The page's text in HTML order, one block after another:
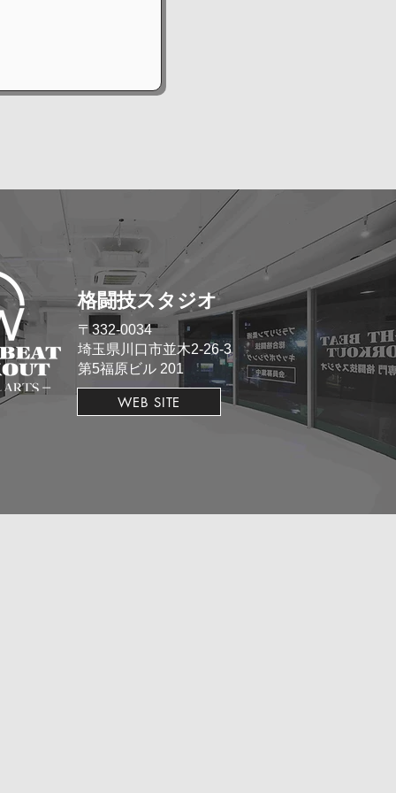
格闘技スタジオ
​〒332-0034
埼玉県川口市並木2-26-3
​第5福原ビル 201
WEB SITE